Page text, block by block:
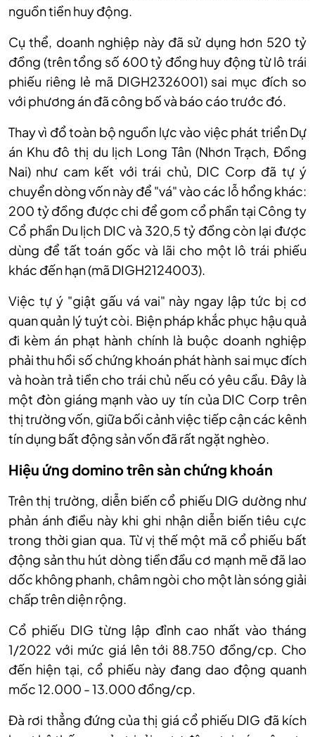
nguồn tiền huy động.
Cụ thể, doanh nghiệp này đã sử dụng hơn 520 tỷ
đồng (trên tổng số 600 tỷ đồng huy động từ lô trái
phiếu riêng lẻ mã DIGH2326001) sai mục đích so
với phương án đã công bố và báo cáo trước đó.
Thay vì đổ toàn bộ nguồn lực vào việc phát triển Dự
án Khu đô thị du lịch Long Tân (Nhơn Trạch, Đồng
Nai) như cam kết với trái chủ, DIC Corp đã tự ý
chuyển dòng vốn này để "vá" vào các lỗ hổng khác:
200 tỷ đồng được chi để gom cổ phần tại Công ty
Cổ phần Du lịch DIC và 320,5 tỷ đồng còn lại được
dùng để tất toán gốc và lãi cho một lô trái phiếu
khác đến hạn (mã DIGH2124003).
Việc tự ý "giật gấu vá vai" này ngay lập tức bị cơ
quan quản lý tuýt còi. Biện pháp khắc phục hậu quả
đi kèm án phạt hành chính là buộc doanh nghiệp
phải thu hồi số chứng khoán phát hành sai mục đích
và hoàn trả tiền cho trái chủ nếu có yêu cầu. Đây là
một đòn giáng mạnh vào uy tín của DIC Corp trên
thị trường vốn, giữa bối cảnh việc tiếp cận các kênh
tín dụng bất động sản vốn đã rất ngặt nghèo.
Hiệu ứng domino trên sàn chứng khoán
Trên thị trường, diễn biến cổ phiếu DIG dường như
phản ánh điều này khi ghi nhận diễn biến tiêu cực
trong thời gian qua. Từ vị thế một mã cổ phiếu bất
động sản thu hút dòng tiền đầu cơ mạnh mẽ đã lao
dốc không phanh, châm ngòi cho một làn sóng giải
chấp trên diện rộng.
Cổ phiếu DIG từng lập đỉnh cao nhất vào tháng
1/2022 với mức giá lên tới 88.750 đồng/cp. Cho
đến hiện tại, cổ phiếu này đang dao động quanh
mốc 12.000 - 13.000 đồng/cp.
Đà rơi thẳng đứng của thị giá cổ phiếu DIG đã kích